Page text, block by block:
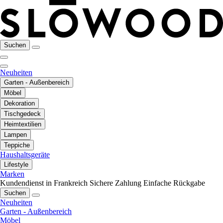
Suchen
Neuheiten
Garten - Außenbereich
Möbel
Dekoration
Tischgedeck
Heimtextilien
Lampen
Teppiche
Haushaltsgeräte
Lifestyle
Marken
Kundendienst in Frankreich Sichere Zahlung Einfache Rückgabe
Suchen
Neuheiten
Garten - Außenbereich
Möbel